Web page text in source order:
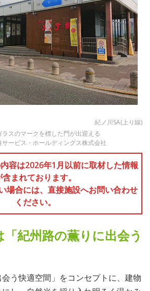
紀ノ川SA(上り線)
スのマークを標した門が出迎える
ービス・ホールディングス株式会社
容は2026年1月以前に取材した情報
含まれております。
場合には、直接施設へお問い合わせ
ください。
紀州路の薫りに出会う
会う快適空間」をコンセプトに、建物